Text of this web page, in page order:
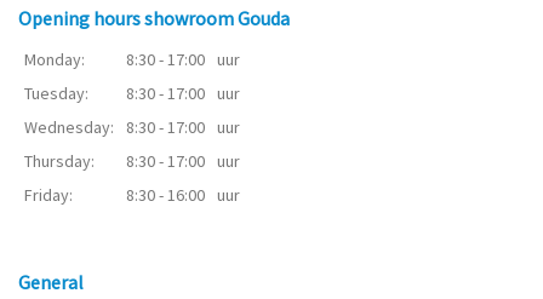
Opening hours showroom Gouda
Monday: 8:30 - 17:00 uur
Tuesday:
8:30 - 17:00 uur
Wednesday:
8:30 - 17:00 uur
Thursday:
8:30 - 17:00 uur
Friday:
8:30 - 16:00 uur
General